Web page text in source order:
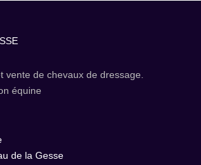
vente de chevaux de dressage.
équine
de la Gesse